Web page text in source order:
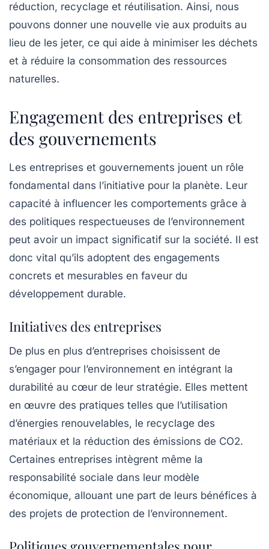
réduction, recyclage et réutilisation. Ainsi, nous
pouvons donner une nouvelle vie aux produits au
lieu de les jeter, ce qui aide à minimiser les déchets
et à réduire la consommation des ressources
naturelles.
Engagement des entreprises et
des gouvernements
Les entreprises et gouvernements jouent un rôle
fondamental dans l’initiative pour la planète. Leur
capacité à influencer les comportements grâce à
des politiques respectueuses de l’environnement
peut avoir un impact significatif sur la société. Il est
donc vital qu’ils adoptent des engagements
concrets et mesurables en faveur du
développement durable.
Initiatives des entreprises
De plus en plus d’entreprises choisissent de
s’engager pour l’environnement en intégrant la
durabilité au cœur de leur stratégie. Elles mettent
en œuvre des pratiques telles que l’utilisation
d’énergies renouvelables, le recyclage des
matériaux et la réduction des émissions de CO2.
Certaines entreprises intègrent même la
responsabilité sociale dans leur modèle
économique, allouant une part de leurs bénéfices à
des projets de protection de l’environnement.